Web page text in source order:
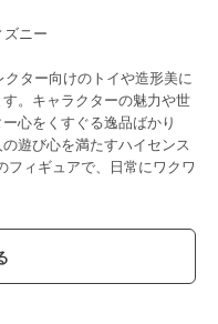
ニー
ター向けのトイや造形美に
。キャラクターの魅力や世
心をくすぐる逸品ばかり
遊び心を満たすハイセンス
フィギュアで、日常にワクワ